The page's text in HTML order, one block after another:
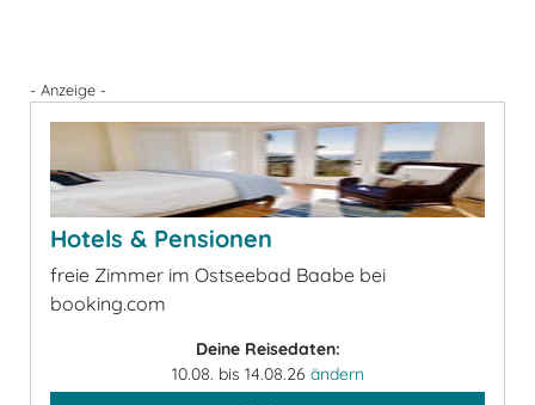
- Anzeige -
Hotels & Pensionen
freie Zimmer im Ostseebad Baabe bei
booking.com
Deine Reisedaten:
10.08. bis 14.08.26 ändern